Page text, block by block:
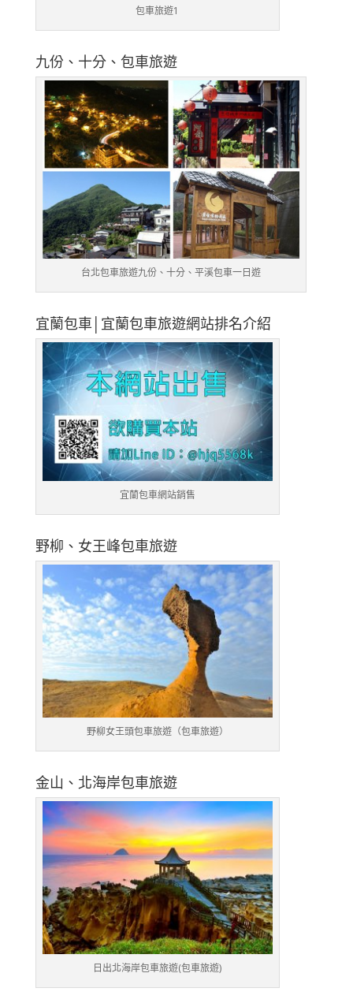
包車旅遊1
九份、十分、包車旅遊
台北包車旅遊九份、十分、平溪包車一日遊
宜蘭包車│宜蘭包車旅遊網站排名介紹
宜蘭包車網站銷售
野柳、女王峰包車旅遊
野柳女王頭包車旅遊（包車旅遊）
金山、北海岸包車旅遊
日出北海岸包車旅遊(包車旅遊)